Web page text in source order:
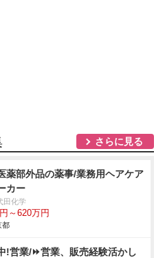
さらに見る
薬部外品の薬事/業務用ヘアケア
カー
田化学
～620万円
都
!営業/⏩️営業、販売経験活かし